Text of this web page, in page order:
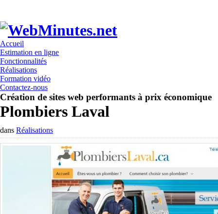
Accueil
Estimation en ligne
Fonctionnalités
Réalisations
Formation vidéo
Contactez-nous
Création de sites web performants à prix économique
Plombiers Laval
dans Réalisations